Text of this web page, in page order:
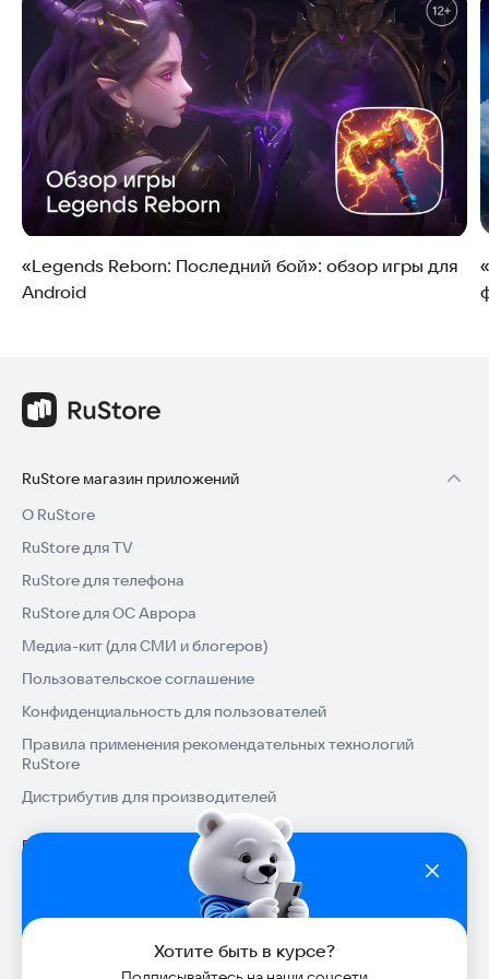
кампаний.
«Legends Reborn: Последний бой»: обзор игры для
Android
Хотите быть в курсе?
RuStore магазин приложений
О RuStore
RuStore для TV
RuStore для телефона
RuStore для ОС Аврора
Медиа-кит (для СМИ и блогеров)
Пользовательское соглашение
Конфиденциальность для пользователей
Правила применения рекомендательных технологий
RuStore
Дистрибутив для производителей
Помощь
Установка RuStore на TV
Установка RuStore на телефон
Установка RuStore в машину
Зарабатывать с RuStore
Стать разработчиком
Популярные категории